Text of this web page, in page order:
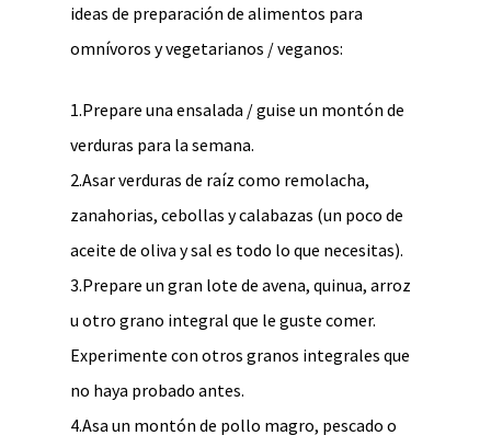
ideas de preparación de alimentos para
omnívoros y vegetarianos / veganos:
1.Prepare una ensalada / guise un montón de
verduras para la semana.
2.Asar verduras de raíz como remolacha,
zanahorias, cebollas y calabazas (un poco de
aceite de oliva y sal es todo lo que necesitas).
3.Prepare un gran lote de avena, quinua, arroz
u otro grano integral que le guste comer.
Experimente con otros granos integrales que
no haya probado antes.
4.Asa un montón de pollo magro, pescado o